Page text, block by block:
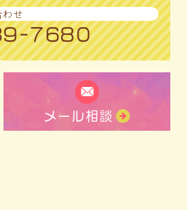
わせ
7680
メール相談